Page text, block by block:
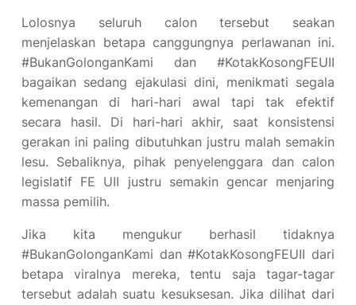
Lolosnya seluruh calon tersebut seakan
menjelaskan betapa canggungnya perlawanan ini.
#BukanGolonganKami dan #KotakKosongFEUII
bagaikan sedang ejakulasi dini, menikmati segala
kemenangan di hari-hari awal tapi tak efektif
secara hasil. Di hari-hari akhir, saat konsistensi
gerakan ini paling dibutuhkan justru malah semakin
lesu. Sebaliknya, pihak penyelenggara dan calon
legislatif FE UII justru semakin gencar menjaring
massa pemilih.
Jika kita mengukur berhasil tidaknya
#BukanGolonganKami dan #KotakKosongFEUII dari
betapa viralnya mereka, tentu saja tagar-tagar
tersebut adalah suatu kesuksesan. Jika dilihat dari